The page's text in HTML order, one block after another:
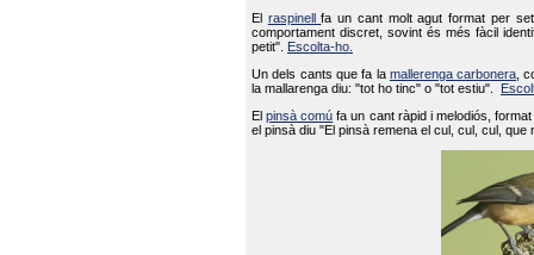
El raspinellfa un cant molt agut format per
comportament discret, sovint és més fàcil
petit".
Escolta-ho.
Un dels cants que fa la mallerenga carbonera ,
la mallarenga diu: "tot ho tinc" o "tot estiu".
Elpinsà comú fa un cant ràpid i melodiós,
el pinsà diu "El pinsà remena el cul, cul, cul,